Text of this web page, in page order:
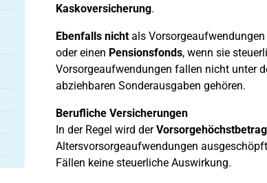
Kaskoversicherung.
Ebenfalls nichtals
oder einen Pensionsfonds, wenn sie
Vorsorgeaufwendungen fallen nicht unter
abziehbaren Sonderausgaben gehören.
Berufliche Versicherungen
In der Regel wird derVorsorgehöchstbetrag
Altersvorsorgeaufwendungen
Fällen keine steuerliche Auswirkung.